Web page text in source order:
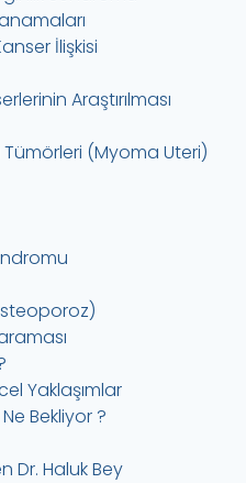
İlişkisi
Araştırılması
Tümörleri (Myoma Uteri)
Yaklaşımlar
Bekliyor ?
Dr. Haluk Bey